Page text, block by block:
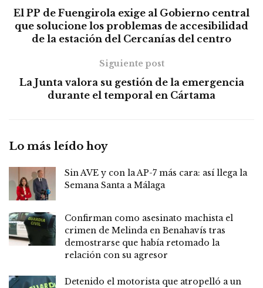
El PP de Fuengirola exige al Gobierno central
que solucione los problemas de accesibilidad
de la estación del Cercanías del centro
Siguiente post
La Junta valora su gestión de la emergencia
durante el temporal en Cártama
Lo más leído hoy
Sin AVE y con la AP-7 más cara: así llega la
Semana Santa a Málaga
Confirman como asesinato machista el
crimen de Melinda en Benahavís tras
demostrarse que había retomado la
relación con su agresor
Detenido el motorista que atropelló a un